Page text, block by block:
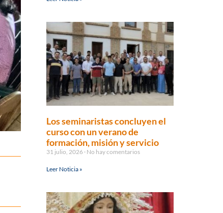
Los seminaristas concluyen el
curso con un verano de
formación, misión y servicio
31 julio, 2026 No hay comentarios
Leer Noticia »